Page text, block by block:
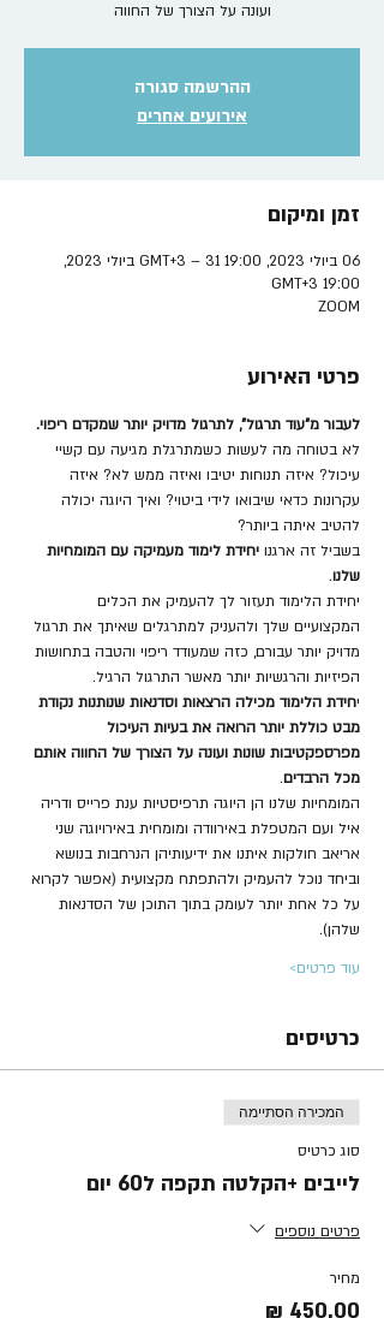
ועונה על הצורך של החווה
ההרשמה סגורה
אירועים אחרים
זמן ומיקום
06 ביולי 2023, 19:00 GMT‎+3‎ – 31 ביולי 2023,
19:00 GMT‎+3‎
ZOOM
פרטי האירוע
לעבור מ"עוד תרגול", לתרגול מדויק יותר שמקדם ריפוי.
לא בטוחה מה לעשות כשמתרגלת מגיעה עם קשיי
עיכול? איזה תנוחות יטיבו ואיזה ממש לא? איזה
עקרונות כדאי שיבואו לידי ביטוי? ואיך היוגה יכולה
להטיב איתה ביותר?
בשביל זה ארגנו יחידת לימוד מעמיקה עם המומחיות
שלנו.
יחידת הלימוד תעזור לך להעמיק את הכלים
המקצועיים שלך ולהעניק למתרגלים שאיתך את תרגול
מדויק יותר עבורם, כזה שמעודד ריפוי והטבה בתחושות
הפיזיות והרגשיות יותר מאשר התרגול הרגיל.
יחידת הלימוד מכילה הרצאות וסדנאות שנותנות נקודת
מבט כוללת יותר הרואה את בעיות העיכול
מפרספקטיבות שונות ועונה על הצורך של החווה אותם
מכל הרבדים.
המומחיות שלנו הן היוגה תרפיסטיות ענת פרייס ודריה
איל ועם המטפלת באירוודה ומומחית באירויוגה שני
אריאב חולקות איתנו את ידיעותיהן הנרחבות בנושא
וביחד נוכל להעמיק ולהתפתח מקצועית (אפשר לקרוא
על כל אחת יותר לעומק בתוך התוכן של הסדנאות
שלהן).
עוד פרטים>
כרטיסים
המכירה הסתיימה
סוג כרטיס
לייבים +הקלטה תקפה ל60 יום
פרטים נוספים
מחיר